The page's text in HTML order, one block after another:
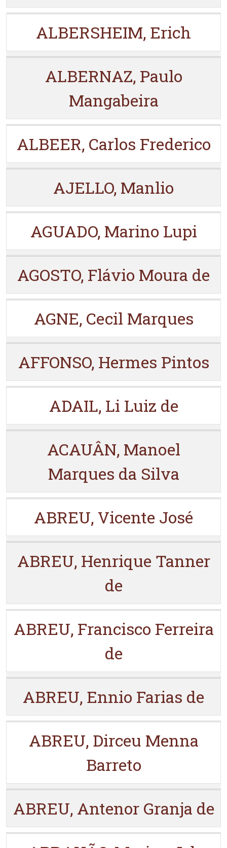
ALBERSHEIM, Erich
ALBERNAZ, Paulo
Mangabeira
ALBEER, Carlos Frederico
AJELLO, Manlio
AGUADO, Marino Lupi
AGOSTO, Flávio Moura de
AGNE, Cecil Marques
AFFONSO, Hermes Pintos
ADAIL, Li Luiz de
ACAUÂN, Manoel
Marques da Silva
ABREU, Vicente José
ABREU, Henrique Tanner
de
ABREU, Francisco Ferreira
de
ABREU, Ennio Farias de
ABREU, Dirceu Menna
Barreto
ABREU, Antenor Granja de